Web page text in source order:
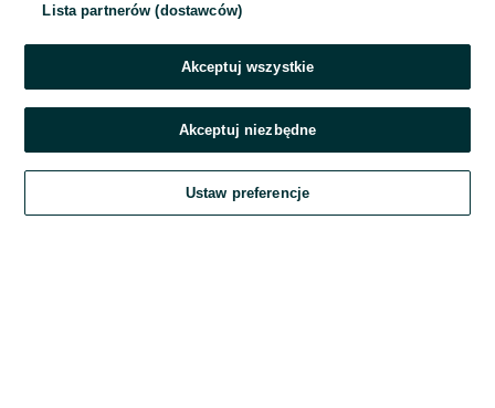
Zaloguj się
Kontynuując za pośrednictwem jednego z dostawców wskazanych powyżej,
OLX.pl w jego aktualnym brzmieniu.
Lista partnerów (dostawców)
Akceptuj wszystkie
Akceptuj niezbędne
Ustaw preferencje